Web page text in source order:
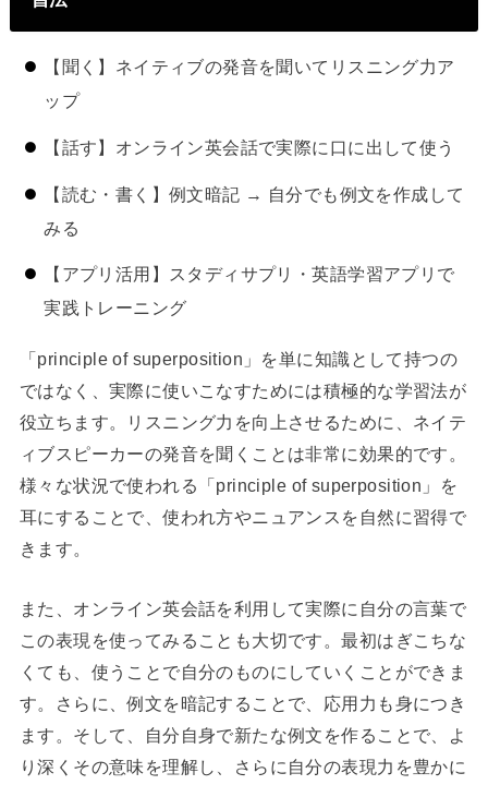
【聞く】ネイティブの発音を聞いてリスニング力ア
ップ
【話す】オンライン英会話で実際に口に出して使う
【読む・書く】例文暗記 → 自分でも例文を作成して
みる
【アプリ活用】スタディサプリ・英語学習アプリで
実践トレーニング
「principle of superposition」を単に知識として持つの
ではなく、実際に使いこなすためには積極的な学習法が
役立ちます。リスニング力を向上させるために、ネイテ
ィブスピーカーの発音を聞くことは非常に効果的です。
様々な状況で使われる「principle of superposition」を
耳にすることで、使われ方やニュアンスを自然に習得で
きます。
また、オンライン英会話を利用して実際に自分の言葉で
この表現を使ってみることも大切です。最初はぎこちな
くても、使うことで自分のものにしていくことができま
す。さらに、例文を暗記することで、応用力も身につき
ます。そして、自分自身で新たな例文を作ることで、よ
り深くその意味を理解し、さらに自分の表現力を豊かに